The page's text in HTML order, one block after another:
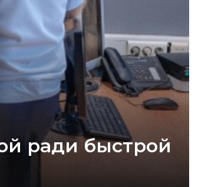
ради быстрой